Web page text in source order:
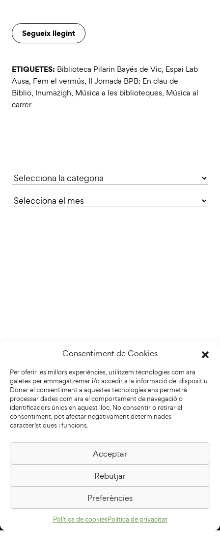
Consentiment de Cookies
Per oferir les millors experiències, utilitzem tecnologies com ara
galetes per emmagatzemar i/o accedir a la informació del dispositiu.
Donar el consentiment a aquestes tecnologies ens permetrà
processar dades com ara el comportament de navegació o
identificadors únics en aquest lloc. No consentir o retirar el
consentiment, pot afectar negativament determinades
característiques i funcions.
Acceptar
Rebutjar
Preferències
Política de cookiesPolítica de privacitat
Segueix llegint
ETIQUETES: Biblioteca Pilarin Bayés de Vic, Espai Lab
Ausa, Fem el vermús, II Jornada BPB: En clau de
Biblio, Inumazigh, Música a les biblioteques, Música al
carrer
Categories
Biblioteca Pilarin Bayés
Passeig de la Generalitat, 1
08500 Vic